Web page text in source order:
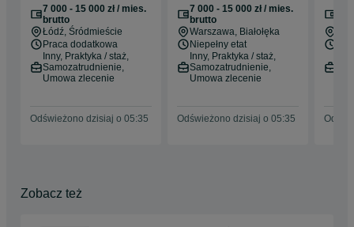
Uber Bolt | 3000 zł
welcome bonus +
350 zwrot badania +
wypłaty codziennie
7 000 - 15 000 zł / mies.
brutto
Łódź, Śródmieście
Praca dodatkowa
Inny, Praktyka / staż,
Samozatrudnienie,
Umowa zlecenie
Odświeżono dzisiaj o 05:35
3000 zł welcome
bonus + 350 zł zwrot
badania + codzienne
wypłaty zł | start 24h
7 000 - 15 000 zł / mies.
brutto
Warszawa, Białołęka
Niepełny etat
Inny, Praktyka / staż,
Samozatrudnienie,
Umowa zlecenie
Odświeżono dzisiaj o 05:35
Zobacz też